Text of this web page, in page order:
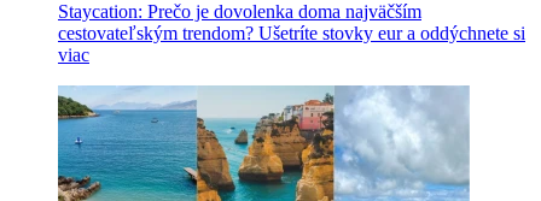
Staycation: Prečo je dovolenka doma najväčším
cestovateľským trendom? Ušetríte stovky eur a oddýchnete si
viac